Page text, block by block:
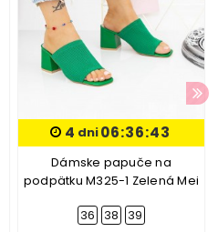
4 dni06:36:42
Dámske papuče na
podpätku M325-1 Zelená Mei
36 38 39